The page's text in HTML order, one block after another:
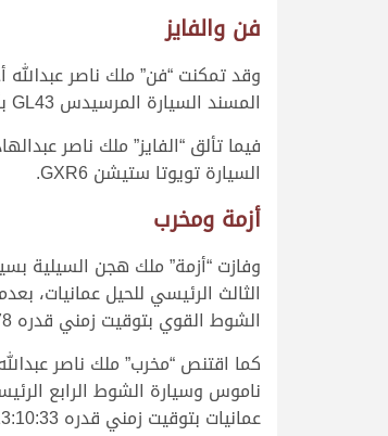
فن والفايز
المسند السيارة المرسيدس GL43 بأفضل توقيت في السباق.
السيارة تويوتا ستيشن GXR6.
أزمة ومخرب
وفازت “أزمة” ملك هجن السيلية
الثالث الرئيسي للحيل عمانيات،
الشوط القوي بتوقيت زمني قدره 12:50:78 دقيقة.
كما اقتنص “مخرب” ملك ناصر
ناموس وسيارة الشوط الرابع
عمانيات بتوقيت زمني قدره 13:10:33 دقيقة.